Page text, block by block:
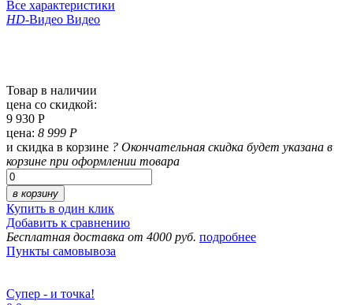
Все характеристики
HD-Видео Видео
Товар в наличии
цена со скидкой:
9 930 Р
цена: 8 999 Р
и скидка в корзине ? Окончательная скидка будет указана в
корзине при оформлении товара
в корзину
Купить в один клик
Добавить к сравнению
Бесплатная доставка от 4000 руб. подробнее
Пункты самовывоза
Супер - и точка!